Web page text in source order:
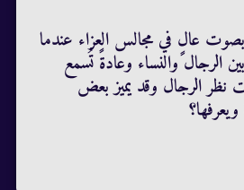
بصوت عالٍ في مجالس العزاء عندما
الرجال والنساء وعادةً تُسمع
نظر الرجال وقد يميز بعض